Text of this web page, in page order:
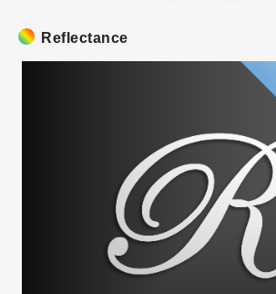
Reflectance